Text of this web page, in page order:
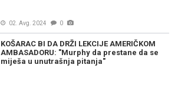
02. Avg. 2024 0
KOŠARAC BI DA DRŽI LEKCIJE AMERIČKOM
AMBASADORU: "Murphy da prestane da se
miješa u unutrašnja pitanja"